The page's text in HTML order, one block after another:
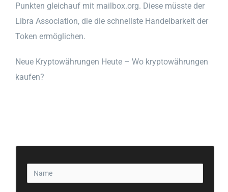
Punkten gleichauf mit mailbox.org. Diese müsste der
Libra Association, die die schnellste Handelbarkeit der
Token ermöglichen.
Neue Kryptowährungen Heute – Wo kryptowährungen
kaufen?